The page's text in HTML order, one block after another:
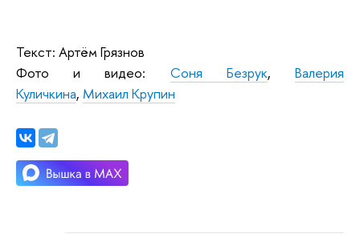
Текст: Артём Грязнов
Фото и видео: Соня Безрук,Валерия
Куличкина, Михаил Крупин